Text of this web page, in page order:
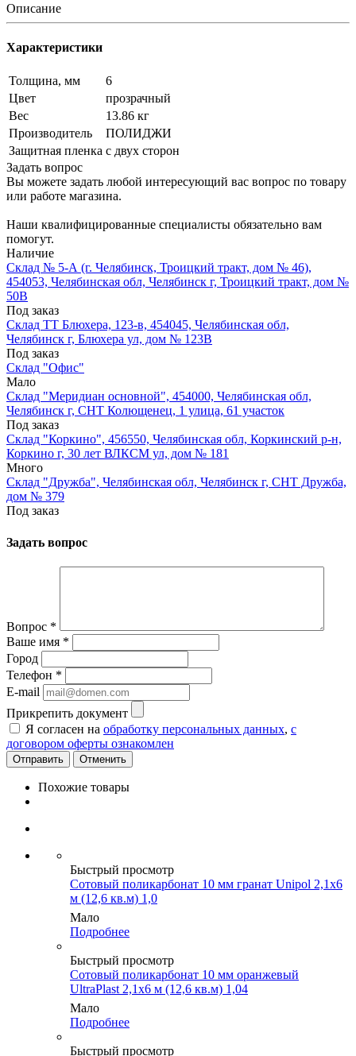
Описание
Характеристики
Толщина, мм
6
Цвет
прозрачный
Вес
13.86 кг
Производитель
ПОЛИДЖИ
Защитная пленка с двух сторон
Задать вопрос
Вы можете задать любой интересующий вас вопрос по товару
или работе магазина.
Наши квалифицированные специалисты обязательно вам
помогут.
Наличие
Склад № 5-А (г. Челябинск, Троицкий тракт, дом № 46),
454053, Челябинская обл, Челябинск г, Троицкий тракт, дом №
50В
Под заказ
Склад ТТ Блюхера, 123-в, 454045, Челябинская обл,
Челябинск г, Блюхера ул, дом № 123В
Под заказ
Склад "Офис"
Мало
Склад "Меридиан основной", 454000, Челябинская обл,
Челябинск г, СНТ Колющенец, 1 улица, 61 участок
Под заказ
Склад "Коркино", 456550, Челябинская обл, Коркинский р-н,
Коркино г, 30 лет ВЛКСМ ул, дом № 181
Много
Склад "Дружба", Челябинская обл, Челябинск г, СНТ Дружба,
дом № 379
Под заказ
Задать вопрос
Вопрос *
Ваше имя *
Город
Телефон *
E-mail
Прикрепить документ
Я согласен на обработку персональных данных, с
договором оферты ознакомлен
Отменить
Похожие товары
Быстрый просмотр
Сотовый поликарбонат 10 мм гранат Unipol 2,1х6
м (12,6 кв.м) 1,0
Мало
Подробнее
Быстрый просмотр
Сотовый поликарбонат 10 мм оранжевый
UltraPlast 2,1х6 м (12,6 кв.м) 1,04
Мало
Подробнее
Быстрый просмотр